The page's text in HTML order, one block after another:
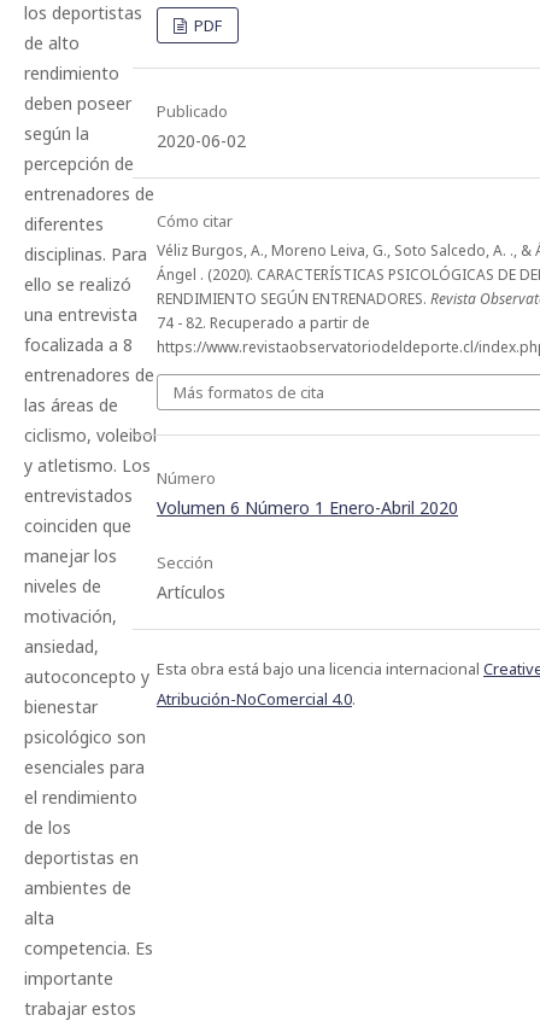
los deportistas
de alto
rendimiento
deben poseer
según la
percepción de
entrenadores de
diferentes
disciplinas. Para
ello se realizó
una entrevista
focalizada a 8
entrenadores de
las áreas de
ciclismo, voleibol
y atletismo. Los
entrevistados
coinciden que
manejar los
niveles de
motivación,
ansiedad,
autoconcepto y
bienestar
psicológico son
esenciales para
el rendimiento
de los
deportistas en
ambientes de
alta
competencia. Es
importante
trabajar estos
PDF
Publicado
2020-06-02
Cómo citar
Véliz Burgos, A., Moreno Leiva, G., Soto Salcedo, A. ., &
Ángel . (2020). CARACTERÍSTICAS PSICOLÓGICAS DE
RENDIMIENTO SEGÚN ENTRENADORES. Revista
74 - 82. Recuperado a partir de
https://www.revistaobservatoriodeldeporte.cl/
Más formatos de cita
Número
Volumen 6 Número 1 Enero-Abril 2020
Sección
Artículos
Esta obra está bajo una licencia internacional
Atribución-NoComercial 4.0.